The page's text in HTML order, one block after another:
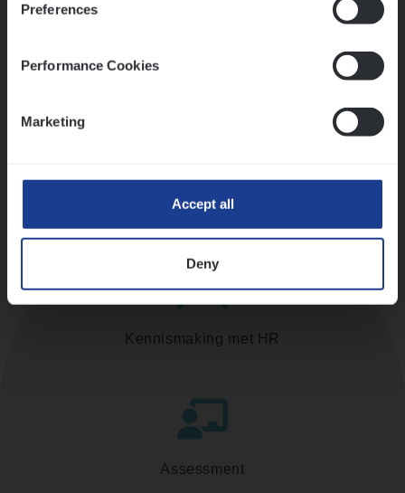
Preferences
Performance Cookies
Marketing
Accept all
Deny
Thalia zoekt graag oplossingen, in games én op het
Ons sollicitatieproces
Kennismaking met HR
Assessment